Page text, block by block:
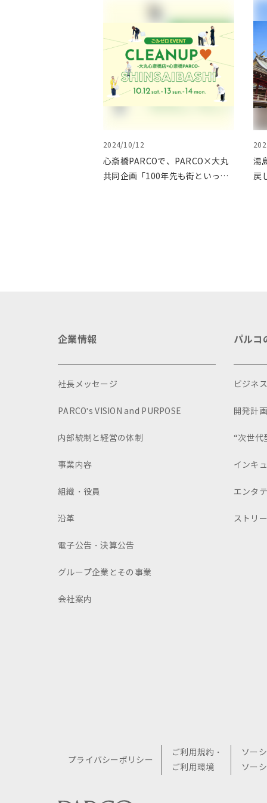
2024/10/12
心斎橋PARCOで、PARCO×大丸
共同企画「100年先も街といっし
湯
戻
企業情報
社長メッセージ
PARCO's VISION and PURPOSE
内部統制と経営の体制
事業内容
組織・役員
沿革
電子公告・決算公告
グループ企業とその事業
会社案内
パルコ
ビジネ
開発計画
“次世代
インキ
エンタ
ストリ
プライバシーポリシー
ご利用規約・
ご利用環境
ソー
ソー